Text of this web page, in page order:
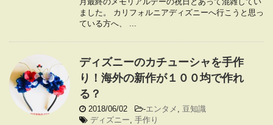
ました。 カリフォルニアディズニーへ行こうと思っ
ている方へ、 ...
ディズニーのカチューシャを手作
り！海外の新作が１００均で作れ
る？
2018/06/02 -エンタメ , 豆知識
ディズニー, 手作り